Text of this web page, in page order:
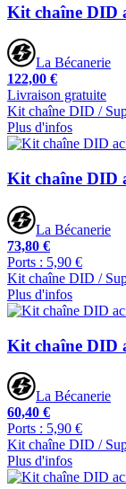
Kit chaîne DID
La Bécanerie
122,00 €
Livraison gratuite
Kit chaîne DID /
Plus d'infos
Kit chaîne DID
La Bécanerie
73,80 €
Ports : 5,90 €
Kit chaîne DID /
Plus d'infos
Kit chaîne DID
La Bécanerie
60,40 €
Ports : 5,90 €
Kit chaîne DID /
Plus d'infos